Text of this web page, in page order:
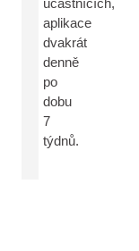
aplikace
dvakrát
denně
po
dobu
7
týdnů.